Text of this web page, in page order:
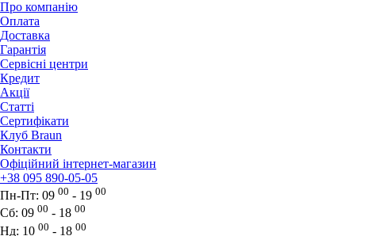
Про компанію
Оплата
Доставка
Гарантія
Сервісні центри
Кредит
Акції
Статті
Сертифікати
Клуб Braun
Контакти
Офіційний інтернет-магазин
+38 095 890-05-05
Пн-Пт: 09 00 - 19 00
Сб: 09 00 - 18 00
Нд: 10 00 - 18 00